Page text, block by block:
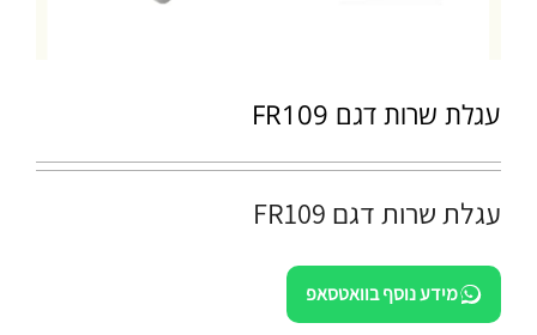
עגלת שרות דגם FR109
עגלת שרות דגם FR109
מידע נוסף בוואטסאפ